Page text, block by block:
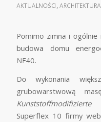
AKTUALNOŚCI, ARCHITEKTURA
Pomimo zimna i
budowa domu
NF40.
Do wykonania
grubowarstwową
Superflex 10 firmy